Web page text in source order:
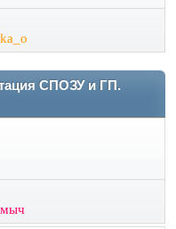
СПОЗУ и ГП.